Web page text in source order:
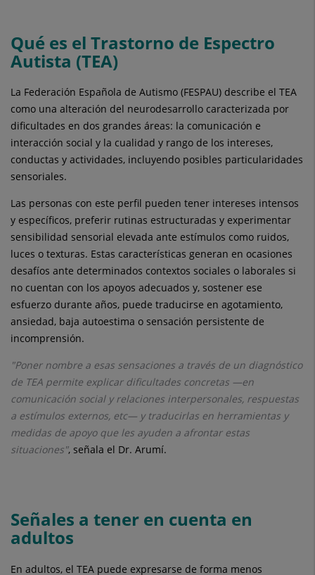
Qué es el Trastorno de Espectro
Autista (TEA)
La Federación Española de Autismo (FESPAU) describe el TEA
como una alteración del neurodesarrollo caracterizada por
dificultades en dos grandes áreas: la comunicación e
interacción social y la cualidad y rango de los intereses,
conductas y actividades, incluyendo posibles particularidades
sensoriales.
Las personas con este perfil pueden tener intereses intensos
y específicos, preferir rutinas estructuradas y experimentar
sensibilidad sensorial elevada ante estímulos como ruidos,
luces o texturas. Estas características generan en ocasiones
desafíos ante determinados contextos sociales o laborales si
no cuentan con los apoyos adecuados y, sostener ese
esfuerzo durante años, puede traducirse en agotamiento,
ansiedad, baja autoestima o sensación persistente de
incomprensión.
"Poner nombre a esas sensaciones a través de un diagnóstico
de TEA permite explicar dificultades concretas —en
comunicación social y relaciones interpersonales, respuestas
a estímulos externos, etc— y traducirlas en herramientas y
medidas de apoyo que les ayuden a afrontar estas
situaciones", señala el Dr. Arumí.
Señales a tener en cuenta en
adultos
En adultos, el TEA puede expresarse de forma menos